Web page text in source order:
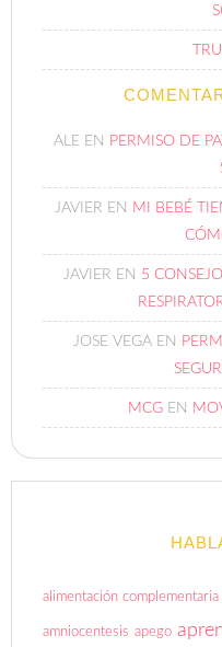
ALE EN PERMISO DE
JAVIER EN MI BEBÉ
JAVIER EN 5
JOSE VEGAEN
MCGEN
alimentación complementaria
amniocentesis apego